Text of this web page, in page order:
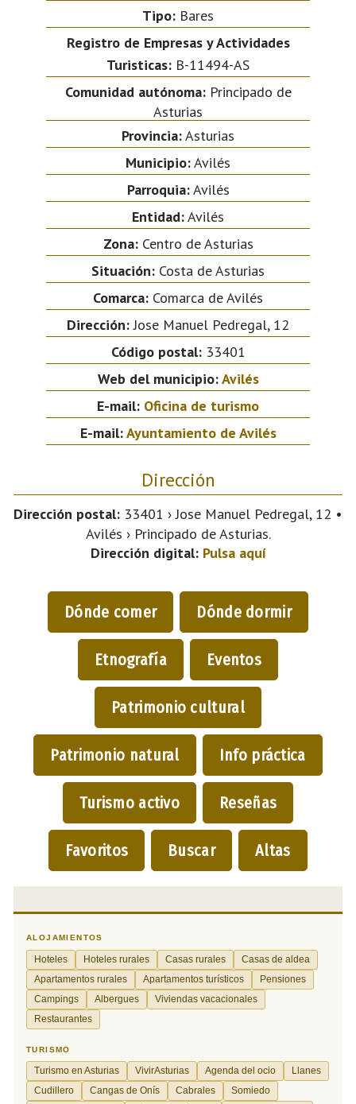
Tipo: Bares
Registro de Empresas y Actividades
Turisticas: B-11494-AS
Comunidad autónoma:Principado de
Asturias
Provincia:Asturias
Municipio:Avilés
Parroquia:Avilés
Entidad:Avilés
Zona:Centro de Asturias
Situación: Costa de Asturias
Comarca: Comarca de Avilés
Dirección:Jose Manuel Pedregal, 12
Código postal:33401
Web del municipio:Avilés
E-mail: Oficina de turismo
E-mail:Ayuntamiento de Avilés
Dirección
Dirección postal: 33401 › Jose Manuel Pedregal, 12 •
Avilés › Principado de Asturias.
Dirección digital: Pulsa aquí
Dónde comer Dónde dormir
Etnografía Eventos
Patrimonio cultural
Patrimonio natural Info práctica
Turismo activo Reseñas
Favoritos Buscar Altas